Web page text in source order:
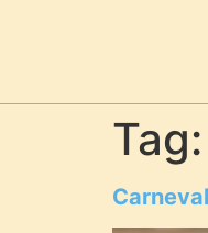
Tag: